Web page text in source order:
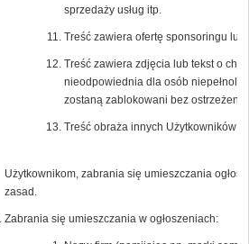
sprzedaży usług itp.
Treść zawiera ofertę sponsoringu lub
Treść zawiera zdjęcia lub tekst o
nieodpowiednia dla osób
zostaną zablokowani bez
Treść obraża innych Użytkowników
Użytkownikom, zabrania się umieszczania
zasad.
Zabrania się umieszczania w ogłoszeniach: